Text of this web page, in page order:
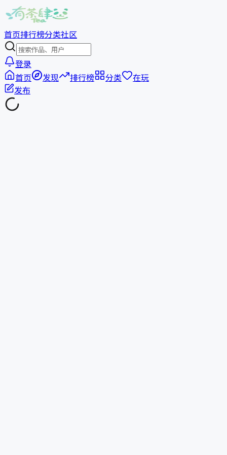
首页排行榜分类社区
登录
首页
发现 排行榜 分类
在玩
发布